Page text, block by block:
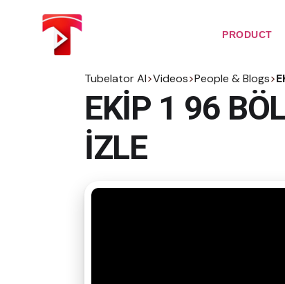
PRODUCT
Tubelator AI>Videos>People & Blogs>
EKİP 1 96
İZLE